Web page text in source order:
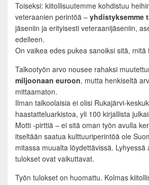
Toiseksi: kiitollisuutemme kohdistuu
veteraanien perintöä – yhdistyksemme
jäseniin ja erityisesti veteraanijäseniin,
edelleen.
On vaikea edes pukea sanoiksi sitä,
Talkootyön arvo nousee rahaksi
miljoonaan euroon, mutta henkiseltä
mittaamaton.
Ilman talkoolaisia ei olisi Rukajärvi-
haastatteluarkistoa, yli 100 kirjallista
Motti -pirttiä – ei sitä oman työn avulla
itseltään saatua kulttuuriperintöä ole
mitassa muualta löydettävissä. Lyhyessä
tulokset ovat vaikuttavat.
Työn tulokset on huomattu. Kolmas